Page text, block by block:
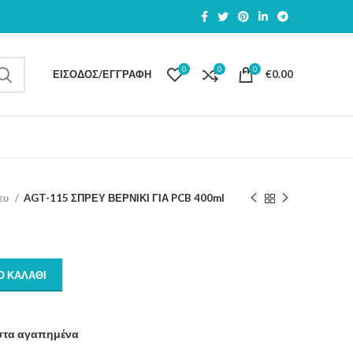
ΕΊΣΟΔΟΣ/ΕΓΓΡΑΦΉ 0 0 0 €0.00
AGT-115 ΣΠΡΕΥ ΒΕΡΝΙΚΙ ΓΙΑ PCB 400ml
ΚΑΛΆΘΙ
αγαπημένα